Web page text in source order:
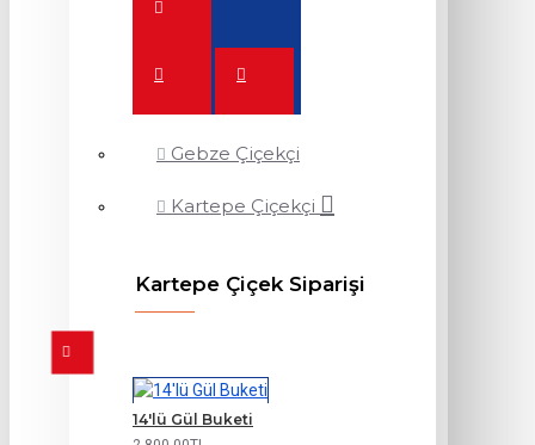
Gebze Çiçekçi
Kartepe Çiçekçi
Kartepe Çiçek Siparişi
14'lü Gül Buketi